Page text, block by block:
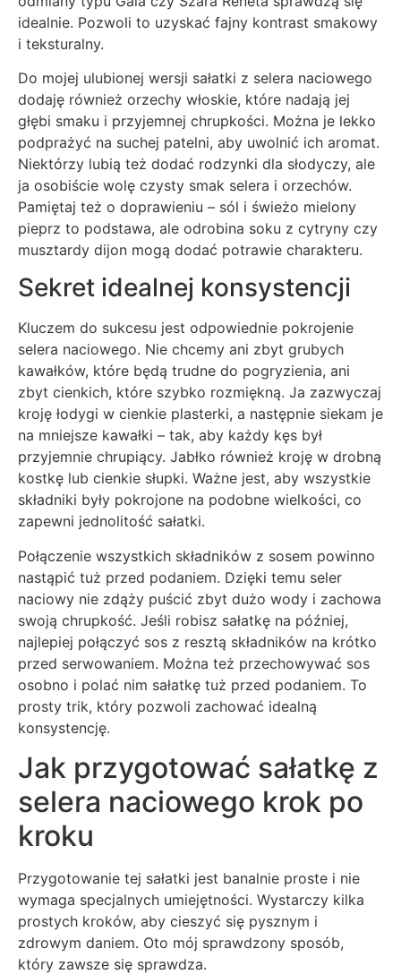
idealnie. Pozwoli to uzyskać fajny kontrast smakowy
i teksturalny.
Do mojej ulubionej wersji sałatki z selera naciowego
dodaję również orzechy włoskie, które nadają jej
głębi smaku i przyjemnej chrupkości. Można je lekko
podprażyć na suchej patelni, aby uwolnić ich aromat.
Niektórzy lubią też dodać rodzynki dla słodyczy, ale
ja osobiście wolę czysty smak selera i orzechów.
Pamiętaj też o doprawieniu – sól i świeżo mielony
pieprz to podstawa, ale odrobina soku z cytryny czy
musztardy dijon mogą dodać potrawie charakteru.
Sekret idealnej konsystencji
Kluczem do sukcesu jest odpowiednie pokrojenie
selera naciowego. Nie chcemy ani zbyt grubych
kawałków, które będą trudne do pogryzienia, ani
zbyt cienkich, które szybko rozmiękną. Ja zazwyczaj
kroję łodygi w cienkie plasterki, a następnie siekam je
na mniejsze kawałki – tak, aby każdy kęs był
przyjemnie chrupiący. Jabłko również kroję w drobną
kostkę lub cienkie słupki. Ważne jest, aby wszystkie
składniki były pokrojone na podobne wielkości, co
zapewni jednolitość sałatki.
Połączenie wszystkich składników z sosem powinno
nastąpić tuż przed podaniem. Dzięki temu seler
naciowy nie zdąży puścić zbyt dużo wody i zachowa
swoją chrupkość. Jeśli robisz sałatkę na później,
najlepiej połączyć sos z resztą składników na krótko
przed serwowaniem. Można też przechowywać sos
osobno i polać nim sałatkę tuż przed podaniem. To
prosty trik, który pozwoli zachować idealną
konsystencję.
Jak przygotować sałatkę z
selera naciowego krok po
kroku
Przygotowanie tej sałatki jest banalnie proste i nie
wymaga specjalnych umiejętności. Wystarczy kilka
prostych kroków, aby cieszyć się pysznym i
zdrowym daniem. Oto mój sprawdzony sposób,
który zawsze się sprawdza.